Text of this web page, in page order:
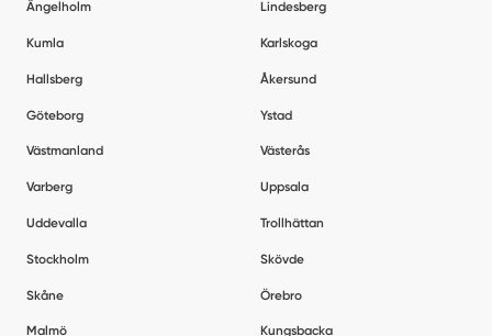
Ängelholm Lindesberg
Kumla Karlskoga
Hallsberg Åkersund
Göteborg Ystad
Västmanland Västerås
Varberg Uppsala
Uddevalla Trollhättan
Stockholm Skövde
Skåne Örebro
Malmö Kungsbacka